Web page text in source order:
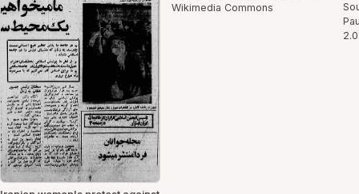
Wikimedia Commons